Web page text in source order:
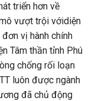
triển hơn về
vượt trội vớidiện
vị hành chính
Tâm thần tỉnh Phú
chống rối loạn
luôn được ngành
đã chủ động